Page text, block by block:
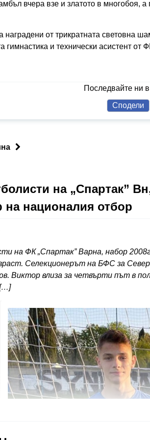
вчера взе и златото в многобоя,
наградени от трикратната световна
гимнастика и технически асистент от
Последвайте ни
Сподели
на „Спартак”
на националия отбор
на ФК „Спартак” Варна, набор
Селекционерът на БФС за
Виктор влиза за четвърти път в